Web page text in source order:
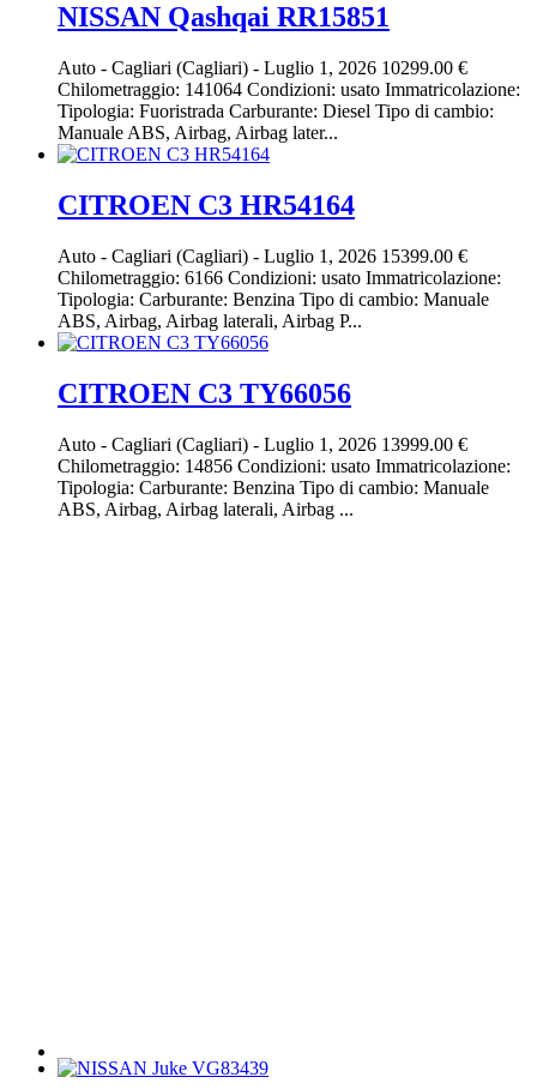
NISSAN Qashqai RR15851
Auto - Cagliari (Cagliari) - Luglio 1, 2026 10299.00 €
Chilometraggio: 141064 Condizioni: usato Immatricolazione:
Tipologia: Fuoristrada Carburante: Diesel Tipo di cambio:
Manuale ABS, Airbag, Airbag later...
CITROEN C3 HR54164
Auto - Cagliari (Cagliari) - Luglio 1, 2026 15399.00 €
Chilometraggio: 6166 Condizioni: usato Immatricolazione:
Tipologia: Carburante: Benzina Tipo di cambio: Manuale
ABS, Airbag, Airbag laterali, Airbag P...
CITROEN C3 TY66056
Auto - Cagliari (Cagliari) - Luglio 1, 2026 13999.00 €
Chilometraggio: 14856 Condizioni: usato Immatricolazione:
Tipologia: Carburante: Benzina Tipo di cambio: Manuale
ABS, Airbag, Airbag laterali, Airbag ...